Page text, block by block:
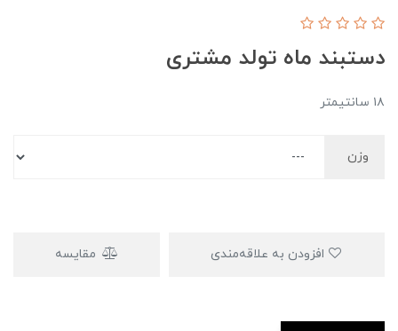
دستبند ماه تولد مشتری
۱۸ سانتیمتر
وزن
مقایسه